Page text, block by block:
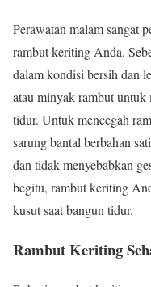
Perawatan malam sangat
rambut keriting Anda.
dalam kondisi bersih dan
atau minyak rambut untuk
tidur. Untuk mencegah
sarung bantal berbahan
dan tidak menyebabkan
begitu, rambut keriting
kusut saat bangun tidur.
Rambut Keriting